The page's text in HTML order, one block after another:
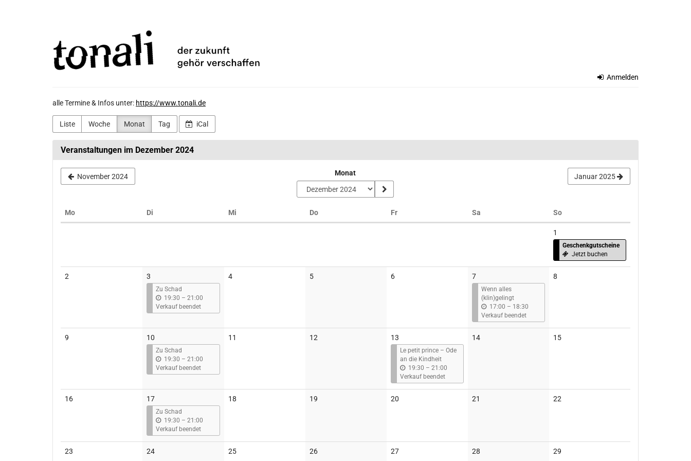
gemeinnützige
GmbH
Anmelden
alle Termine & Infos unter: https://www.tonali.de
Liste Woche Monat Tag iCal
Veranstaltungen im Dezember 2024
November 2024 Monat Januar 2025
MoMontag Di Mi DoDonnerstag FrFreitag Sa SoSonntag
1
Geschenkgutscheine
Jetzt buchen
2 3
Zu Schad
19:30 – b
i
s
21:00
Verkauf beendet
4Keine
5Keine
6Keine
7
Wenn alles
(klin)gelingt
17:00 – b
i
s
18:30
Verkauf beendet
8
9 10
Zu Schad
19:30 – b
i
s
21:00
Verkauf beendet
11 12 13
Le petit prince – Ode
an die Kindheit
19:30 – b
i
s
21:00
Verkauf beendet
14Keine
15Keine
16Keine
17
Zu Schad
19:30 – b
i
s
21:00
Verkauf beendet
18 19 20 21 22
23 24Keine
25Keine
26Keine
27Keine
28 29